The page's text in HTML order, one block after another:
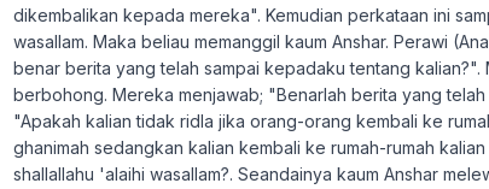
dikembalikan kepada mereka". Kemudian perkataan ini
wasallam. Maka beliau memanggil kaum Anshar. Perawi
benar berita yang telah sampai kepadaku tentang
berbohong. Mereka menjawab; "Benarlah berita yang
"Apakah kalian tidak ridla jika orang-orang kembali ke
ghanimah sedangkan kalian kembali ke rumah-rumah
shallallahu 'alaihi wasallam?. Seandainya kaum Anshar